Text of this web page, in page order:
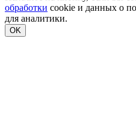
обработки cookie и данных о
для аналитики.
OK